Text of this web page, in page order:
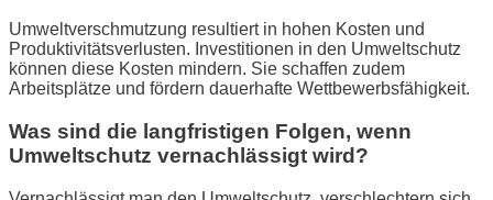
Umweltverschmutzung resultiert in hohen Kosten und
Produktivitätsverlusten. Investitionen in den Umweltschutz
können diese Kosten mindern. Sie schaffen zudem
Arbeitsplätze und fördern dauerhafte Wettbewerbsfähigkeit.
Was sind die langfristigen Folgen, wenn
Umweltschutz vernachlässigt wird?